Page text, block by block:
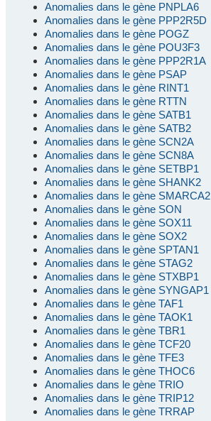
Anomalies dans le gène PNPLA6
Anomalies dans le gène PPP2R5D
Anomalies dans le gène POGZ
Anomalies dans le gène POU3F3
Anomalies dans le gène PPP2R1A
Anomalies dans le gène PSAP
Anomalies dans le gène RINT1
Anomalies dans le gène RTTN
Anomalies dans le gène SATB1
Anomalies dans le gène SATB2
Anomalies dans le gène SCN2A
Anomalies dans le gène SCN8A
Anomalies dans le gène SETBP1
Anomalies dans le gène SHANK2
Anomalies dans le gène SMARCA2
Anomalies dans le gène SON
Anomalies dans le gène SOX11
Anomalies dans le gène SOX2
Anomalies dans le gène SPTAN1
Anomalies dans le gène STAG2
Anomalies dans le gène STXBP1
Anomalies dans le gène SYNGAP1
Anomalies dans le gène TAF1
Anomalies dans le gène TAOK1
Anomalies dans le gène TBR1
Anomalies dans le gène TCF20
Anomalies dans le gène TFE3
Anomalies dans le gène THOC6
Anomalies dans le gène TRIO
Anomalies dans le gène TRIP12
Anomalies dans le gène TRRAP